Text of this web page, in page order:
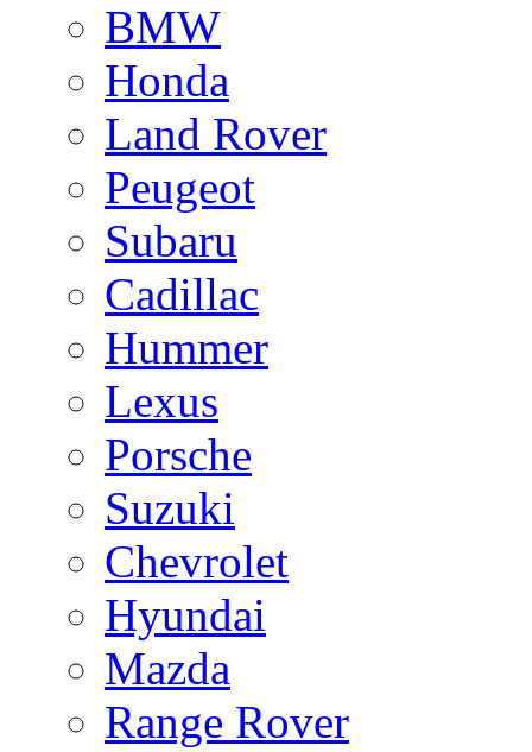
BMW
Honda
Land Rover
Peugeot
Subaru
Cadillac
Hummer
Lexus
Porsche
Suzuki
Chevrolet
Hyundai
Mazda
Range Rover